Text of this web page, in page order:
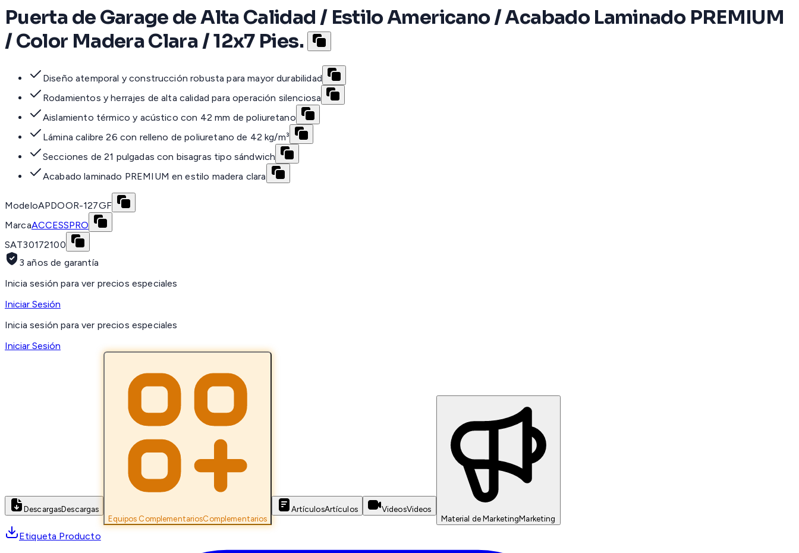
Puerta de Garage de Alta Calidad / Estilo Americano / Acabado Laminado PREMIUM
/ Color Madera Clara / 12x7 Pies.
Diseño atemporal y construcción robusta para mayor durabilidad
Rodamientos y herrajes de alta calidad para operación silenciosa
Aislamiento térmico y acústico con 42 mm de poliuretano
Lámina calibre 26 con relleno de poliuretano de 42 kg/m³
Secciones de 21 pulgadas con bisagras tipo sándwich
Acabado laminado PREMIUM en estilo madera clara
ModeloAPDOOR-127GF
MarcaACCESSPRO
SAT30172100
3 años de garantía
Inicia sesión para ver precios especiales
Iniciar Sesión
Inicia sesión para ver precios especiales
Iniciar Sesión
DescargasDescargas
Equipos ComplementariosComplementarios
ArtículosArtículos VideosVideos
Material de MarketingMarketing
Etiqueta Producto